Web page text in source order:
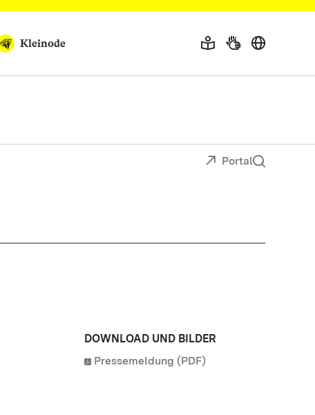
Kleinode
Portal
DOWNLOAD UND BILDER
Pressemeldung (PDF)